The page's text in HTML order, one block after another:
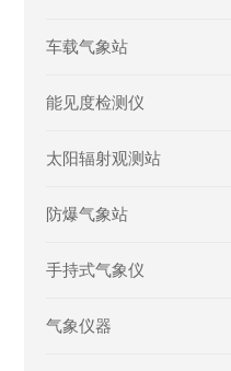
车载气象站
能见度检测仪
太阳辐射观测站
防爆气象站
手持式气象仪
气象仪器